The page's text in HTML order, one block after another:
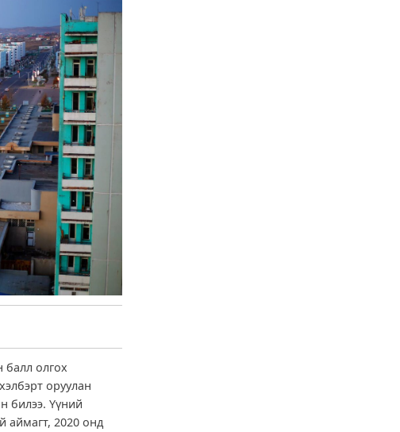
олгох
оруулан
билээ. Үүний
аймагт, 2020 онд